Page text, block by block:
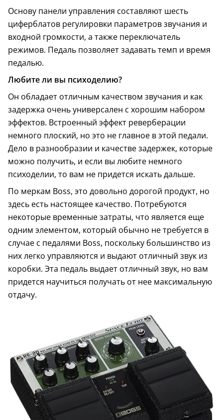
Основу панели управления составляют шесть
циферблатов регулировки параметров звучания и
входной громкости, а также переключатель
режимов. Педаль позволяет задавать темп и время
педалью.
Любите ли вы психоделию?
Он обладает отличным качеством звучания и как
задержка очень универсален с хорошим набором
эффектов. Встроенный эффект реверберации
немного плоский, но это не главное в этой педали.
Дело в разнообразии и качестве задержек, которые
можно получить, и если вы любите немного
психоделии, то вам не придется искать дальше.
По меркам Boss, это довольно дорогой продукт, но
здесь есть настоящее качество. Потребуются
некоторые временные затраты, что является еще
одним элементом, который обычно не требуется в
случае с педалями Boss, поскольку большинство из
них легко управляются и выдают отличный звук из
коробки. Эта педаль выдает отличный звук, но вам
придется научиться получать от нее максимальную
отдачу.